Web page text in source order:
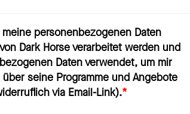
personenbezogenen Daten
von Dark Horse verarbeitet werden und
Daten verwendet, um mir
seine Programme und Angebote
via Email-Link).*